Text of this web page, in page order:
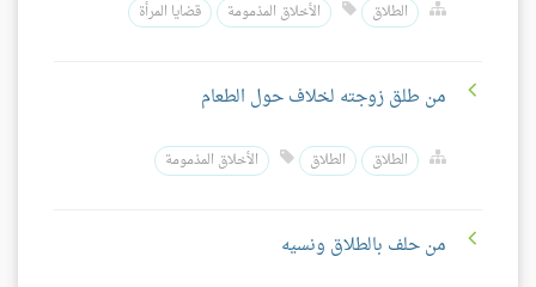
الطلاق الأخلاق المذمومة قضايا المرأة
من طلق زوجته لخلاف حول الطعام
الطلاق الطلاق الأخلاق المذمومة
من حلف بالطلاق ونسيه